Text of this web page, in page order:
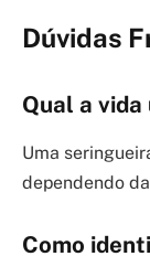
Dúvidas
Qual a
Uma
dependendo
Como